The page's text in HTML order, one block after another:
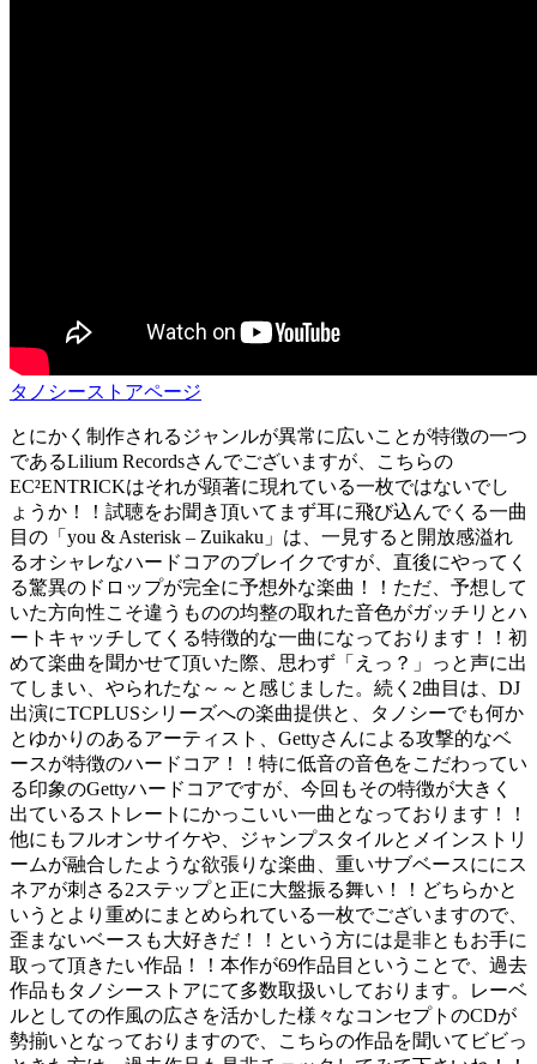
タノシーストアページ
とにかく制作されるジャンルが異常に広いことが特徴の一つ
であるLilium Recordsさんでございますが、こちらの
EC²ENTRICKはそれが顕著に現れている一枚ではないでし
ょうか！！試聴をお聞き頂いてまず耳に飛び込んでくる一曲
目の「you & Asterisk – Zuikaku」は、一見すると開放感溢れ
るオシャレなハードコアのブレイクですが、直後にやってく
る驚異のドロップが完全に予想外な楽曲！！ただ、予想して
いた方向性こそ違うものの均整の取れた音色がガッチリとハ
ートキャッチしてくる特徴的な一曲になっております！！初
めて楽曲を聞かせて頂いた際、思わず「えっ？」っと声に出
てしまい、やられたな～～と感じました。続く2曲目は、DJ
出演にTCPLUSシリーズへの楽曲提供と、タノシーでも何か
とゆかりのあるアーティスト、Gettyさんによる攻撃的なベ
ースが特徴のハードコア！！特に低音の音色をこだわってい
る印象のGettyハードコアですが、今回もその特徴が大きく
出ているストレートにかっこいい一曲となっております！！
他にもフルオンサイケや、ジャンプスタイルとメインストリ
ームが融合したような欲張りな楽曲、重いサブベースににス
ネアが刺さる2ステップと正に大盤振る舞い！！どちらかと
いうとより重めにまとめられている一枚でございますので、
歪まないベースも大好きだ！！という方には是非ともお手に
取って頂きたい作品！！本作が69作品目ということで、過去
作品もタノシーストアにて多数取扱いしております。レーベ
ルとしての作風の広さを活かした様々なコンセプトのCDが
勢揃いとなっておりますので、こちらの作品を聞いてビビっ